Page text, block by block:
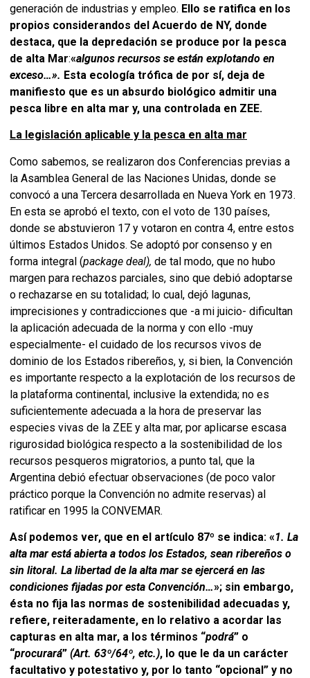
generación de industrias y empleo. Ello se ratifica en los
propios considerandos del Acuerdo de NY, donde
destaca, que la depredación se produce por la pesca
de alta Mar:«algunos recursos se están explotando en
exceso…». Esta ecología trófica de por sí, deja de
manifiesto que es un absurdo biológico admitir una
pesca libre en alta mar y, una controlada en ZEE.
La legislación aplicable y la pesca en alta mar
Como sabemos, se realizaron dos Conferencias previas a
la Asamblea General de las Naciones Unidas, donde se
convocó a una Tercera desarrollada en Nueva York en 1973.
En esta se aprobó el texto, con el voto de 130 países,
donde se abstuvieron 17 y votaron en contra 4, entre estos
últimos Estados Unidos. Se adoptó por consenso y en
forma integral (package deal), de tal modo, que no hubo
margen para rechazos parciales, sino que debió adoptarse
o rechazarse en su totalidad; lo cual, dejó lagunas,
imprecisiones y contradicciones que -a mi juicio- dificultan
la aplicación adecuada de la norma y con ello -muy
especialmente- el cuidado de los recursos vivos de
dominio de los Estados ribereños, y, si bien, la Convención
es importante respecto a la explotación de los recursos de
la plataforma continental, inclusive la extendida; no es
suficientemente adecuada a la hora de preservar las
especies vivas de la ZEE y alta mar, por aplicarse escasa
rigurosidad biológica respecto a la sostenibilidad de los
recursos pesqueros migratorios, a punto tal, que la
Argentina debió efectuar observaciones (de poco valor
práctico porque la Convención no admite reservas) al
ratificar en 1995 la CONVEMAR.
Así podemos ver, que en el artículo 87º se indica: «1. La
alta mar está abierta a todos los Estados, sean ribereños o
sin litoral. La libertad de la alta mar se ejercerá en las
condiciones fijadas por esta Convención…»; sin embargo,
ésta no fija las normas de sostenibilidad adecuadas y,
refiere, reiteradamente, en lo relativo a acordar las
capturas en alta mar, a los términos “podrá” o
“procurará” (Art. 63º/64º, etc.), lo que le da un carácter
facultativo y potestativo y, por lo tanto “opcional” y no